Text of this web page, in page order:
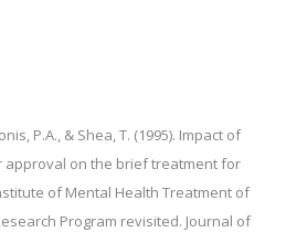
P.A., & Shea, T. (1995). Impact of
on the brief treatment for
of Mental Health Treatment of
Program revisited. Journal of